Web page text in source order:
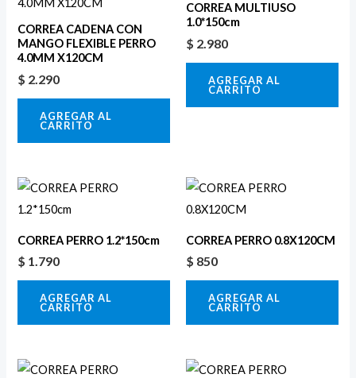
CORREA CADENA CON
MANGO FLEXIBLE PERRO
4.0MM X120CM
$ 2.290
AGREGAR AL
CARRITO
CORREA MULTIUSO
1.0*150cm
$ 2.980
AGREGAR AL
CARRITO
CORREA PERRO 1.2*150cm
$ 1.790
AGREGAR AL
CARRITO
CORREA PERRO 0.8X120CM
$ 850
AGREGAR AL
CARRITO